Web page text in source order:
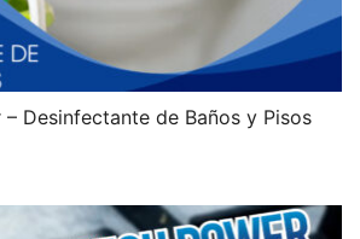
Desinfectante de Baños y Pisos